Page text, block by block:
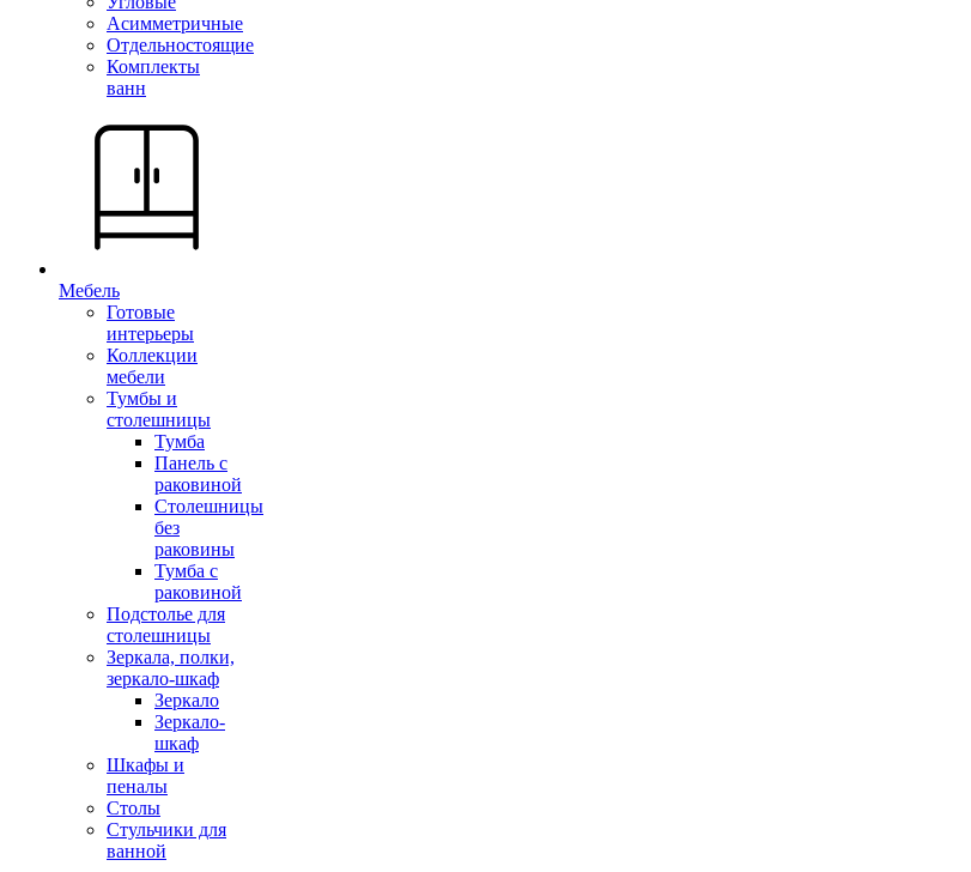
Асимметричные
Отдельностоящие
Комплекты
ванн
Мебель
Готовые
интерьеры
Коллекции
мебели
Тумбы и
столешницы
Тумба
Панель с
раковиной
Столешницы
без
раковины
Тумба с
раковиной
Подстолье для
столешницы
Зеркала, полки,
зеркало-шкаф
Зеркало
Зеркало-
шкаф
Шкафы и
пеналы
Столы
Стульчики для
ванной